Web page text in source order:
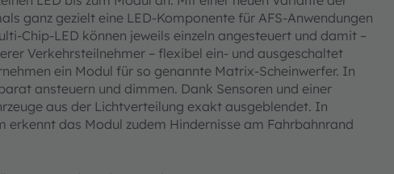
ganz gezielt eine LED-Komponente für AFS-Anwendungen
Chip-LED können jeweils einzeln angesteuert und damit –
Verkehrsteilnehmer – flexibel ein- und ausgeschaltet
ein Modul für so genannte Matrix-Scheinwerfer. In
ansteuern und dimmen. Dank Sensoren und einer
aus der Lichtverteilung exakt ausgeblendet. In
das Modul zudem Hindernisse am Fahrbahnrand